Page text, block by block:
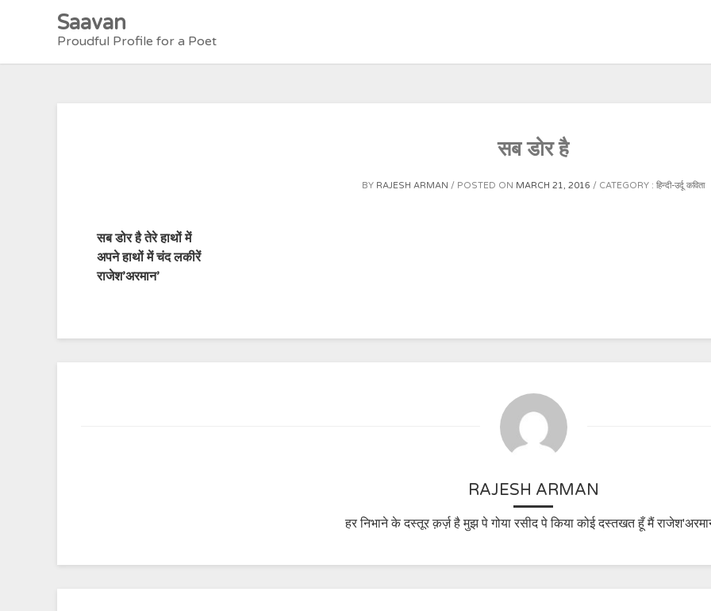
Saavan
Proudful Profile for a Poet
सब डोर है
BY RAJESH ARMAN POSTED ON MARCH 21, 2016 CATEGORY : हिन्दी-उर्दू कविता
सब डोर है तेरे हाथों में
अपने हाथों में चंद लकीरें
राजेश’अरमान’
RAJESH ARMAN
हर निभाने के दस्तूर क़र्ज़ है मुझ पे गोया रसीद पे किया कोई दस्तखत हूँ मैं